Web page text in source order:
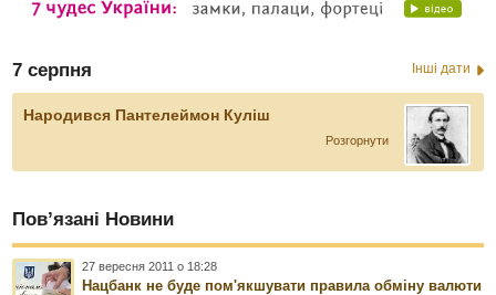
7 серпня Інші дати
Народився Пантелеймон Куліш
Розгорнути
Пов’язані Новини
27 вересня 2011 о 18:28
Нацбанк не буде пом'якшувати правила обміну валюти